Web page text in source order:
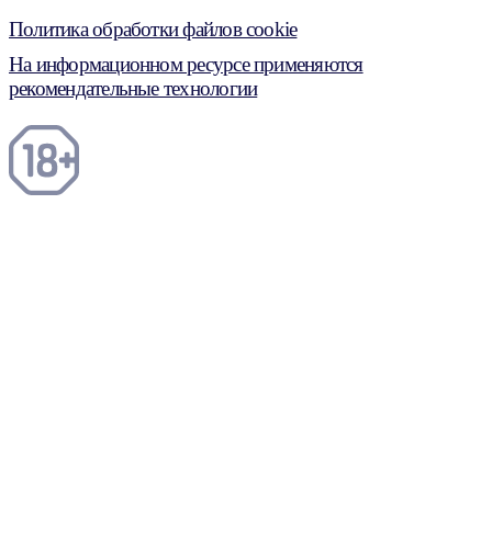
Политика обработки файлов cookie
На информационном ресурсе применяются
рекомендательные технологии